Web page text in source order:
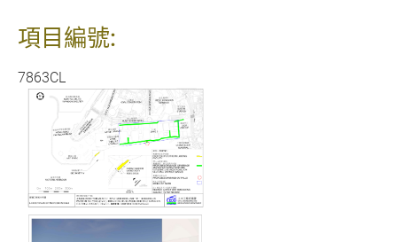
項目編號:
7863CL